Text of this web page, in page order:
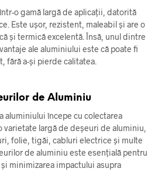
o gamă largă de aplicații, datorită
Este ușor, rezistent, maleabil și are o
și termică excelentă. Însă, unul dintre
ale aluminiului este că poate fi
fără a-și pierde calitatea.
de Aluminiu
aluminiului începe cu colectarea
varietate largă de deșeuri de aluminiu,
folie, tigăi, cabluri electrice și multe
de aluminiu este esențială pentru
minimizarea impactului asupra